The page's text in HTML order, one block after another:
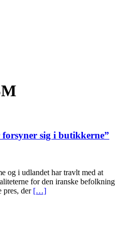
sig i butikkerne”
og i udlandet har travlt med at
for den iranske befolkning
pres, der […]